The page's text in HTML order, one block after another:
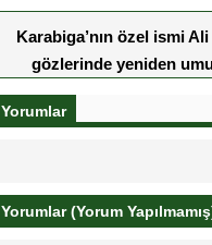
Karabiga’nın özel ismi
gözlerinde yeniden umut
Yorumlar
Yorumlar (Yorum